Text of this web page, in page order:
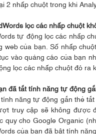
2 nhấp chuột trong khi
lọc các nhấp chuột
tự động lọc các nhấp
web của bạn. Số nhấp
tục vào quảng cáo của bạn
lọc các nhấp chuột đó ra
đã tắt tính năng tự động
tính năng tự động gắn thẻ
truy cập sẽ không được
quy cho Google Organic
của bạn đã bật tính